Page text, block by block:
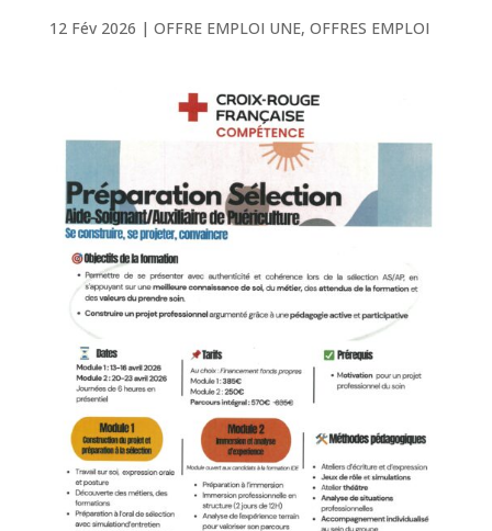
12 Fév 2026 | OFFRE EMPLOI UNE, OFFRES EMPLOI